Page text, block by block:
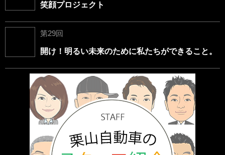
笑顔プロジェクト
第29回
開け！明るい未来のために私たちができること。